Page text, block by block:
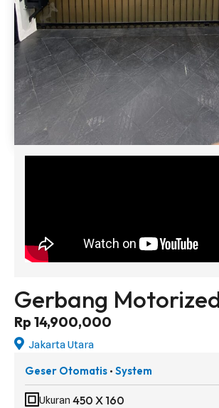
Gerbang
Rp 14,900,000
Jakarta Utara
Geser Otomatis • System
Ukuran 450 X 160